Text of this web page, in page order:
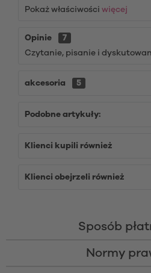
Pokaż właściwości więcej
Opinie
7
Czytanie, pisanie i
akcesoria 5
Podobne artykuły:
Klienci kupili również
Klienci obejrzeli również
Sposób
Normy